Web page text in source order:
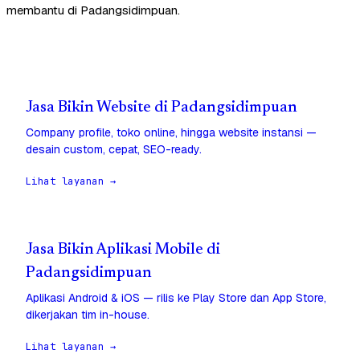
membantu di Padangsidimpuan.
Jasa Bikin Website di Padangsidimpuan
Company profile, toko online, hingga website instansi —
desain custom, cepat, SEO-ready.
Lihat layanan →
Jasa Bikin Aplikasi Mobile di
Padangsidimpuan
Aplikasi Android & iOS — rilis ke Play Store dan App Store,
dikerjakan tim in-house.
Lihat layanan →